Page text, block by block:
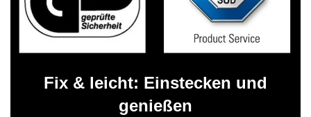
Fix & leicht: Einstecken und
genießen